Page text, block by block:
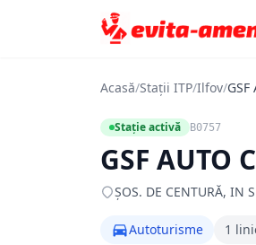
Acasă/Stații ITP/Ilfov/GSF
Stație activă B0757
GSF AUTO
ŞOS. DE CENTURĂ, IN
Autoturisme 1